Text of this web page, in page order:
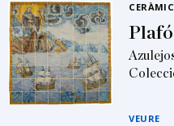
VEURE